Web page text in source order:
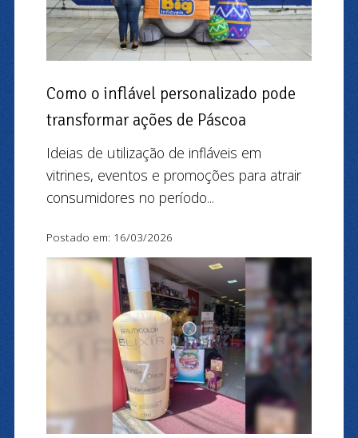
Como o inflável personalizado pode
transformar ações de Páscoa
Ideias de utilização de infláveis em
vitrines, eventos e promoções para atrair
consumidores no período...
Postado em: 16/03/2026